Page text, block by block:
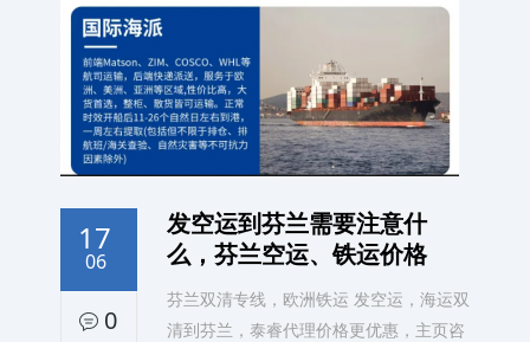
17
06
0
发空运到芬兰需要注意什
么，芬兰空运、铁运价格
芬兰双清专线，欧洲铁运 发空运，海运双
清到芬兰，泰睿代理价格更优惠，主页咨